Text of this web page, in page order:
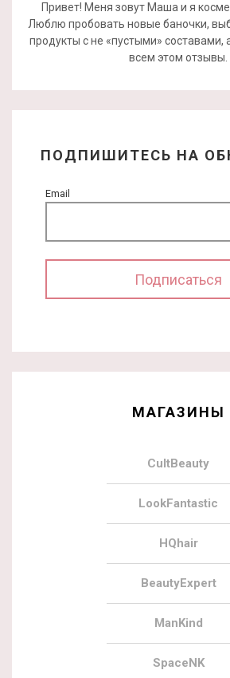
Привет! Меня зовут Маша и я
Люблю пробовать новые баночки,
продукты с не «пустыми» составами,
всем этом отзывы.
ПОДПИШИТЕСЬ НА
Email
МАГАЗИНЫ
CultBeauty
LookFantastic
HQhair
BeautyExpert
ManKind
SpaceNK